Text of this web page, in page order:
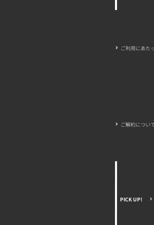
ご利用にあた
ご解約につい
PICK UP!